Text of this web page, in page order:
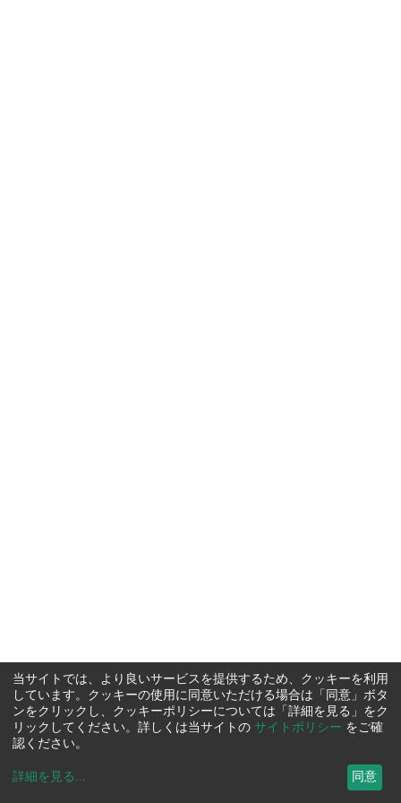
当サイトでは、より良いサービスを提供するため、クッキーを利用
しています。クッキーの使用に同意いただける場合は「同意」ボタ
ンをクリックし、クッキーポリシーについては「詳細を見る」をク
リックしてください。詳しくは当サイトの サイトポリシー をご確
認ください。
詳細を見る ... 同意